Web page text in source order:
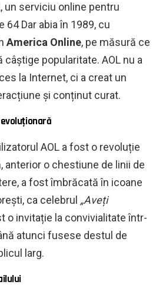
un serviciu online pentru
Dar abia în 1989, cu
America Online, pe măsură ce
popularitate. AOL nu a
la Internet, ci a creat un
și conținut curat.
AOL a fost o revoluție
anterior o chestiune de linii de
a fost îmbrăcată în icoane
ca celebrul „Aveți
o invitație la convivialitate într-
atunci fusese destul de
larg.